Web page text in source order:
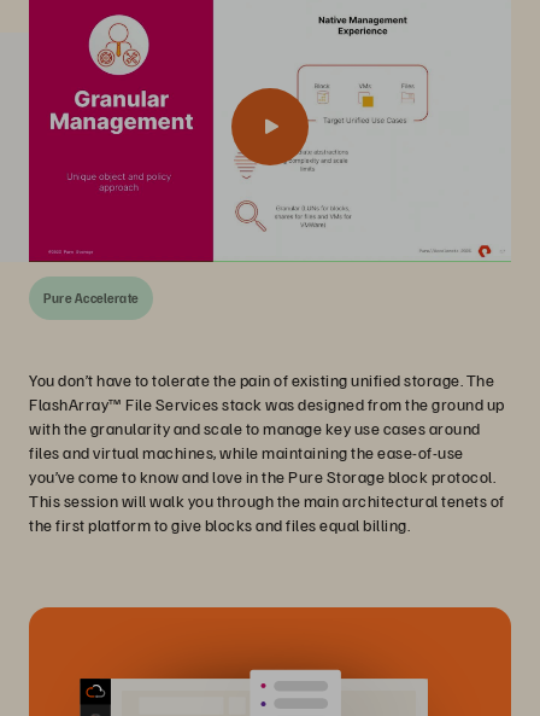
Pure Accelerate
You don’t have to tolerate the pain of existing unified storage. The
FlashArray™ File Services stack was designed from the ground up
with the granularity and scale to manage key use cases around
files and virtual machines, while maintaining the ease-of-use
you’ve come to know and love in the Pure Storage block protocol.
This session will walk you through the main architectural tenets of
the first platform to give blocks and files equal billing.